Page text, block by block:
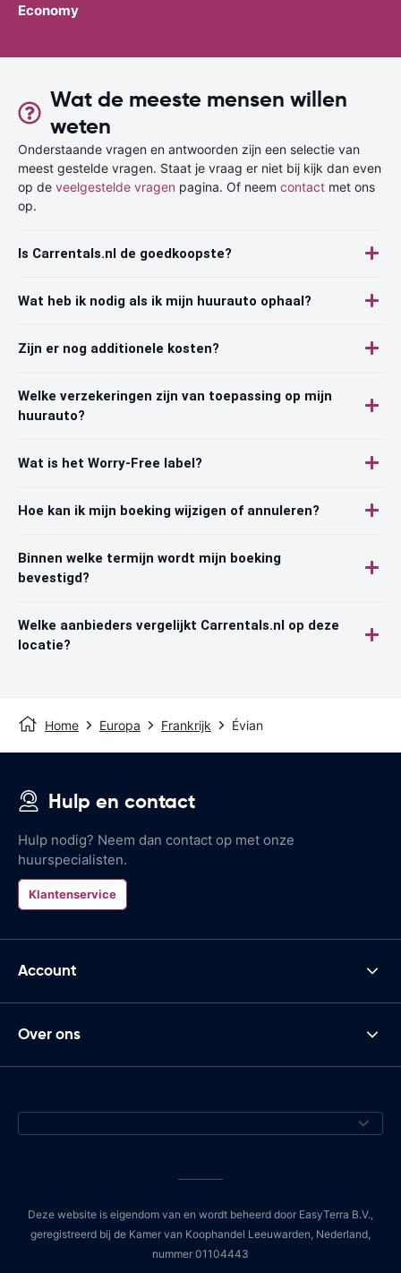
Economy
Wat de meeste mensen willen
weten
Onderstaande vragen en antwoorden zijn een selectie van
meest gestelde vragen. Staat je vraag er niet bij kijk dan even
op de veelgestelde vragen pagina. Of neem contact met ons
op.
Is Carrentals.nl de goedkoopste?
Wat heb ik nodig als ik mijn huurauto ophaal?
Zijn er nog additionele kosten?
Welke verzekeringen zijn van toepassing op mijn
huurauto?
Wat is het Worry-Free label?
Hoe kan ik mijn boeking wijzigen of annuleren?
Binnen welke termijn wordt mijn boeking
bevestigd?
Welke aanbieders vergelijkt Carrentals.nl op deze
locatie?
Home Europa Frankrijk Évian
Hulp en contact
Hulp nodig? Neem dan contact op met onze
huurspecialisten.
Klantenservice
Account
Over ons
Deze website is eigendom van en wordt beheerd door EasyTerra B.V.,
geregistreerd bij de Kamer van Koophandel Leeuwarden, Nederland,
nummer 01104443